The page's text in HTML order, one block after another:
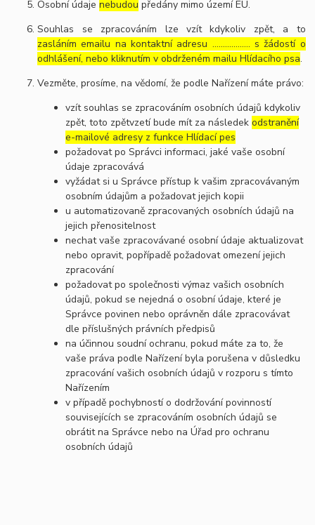
Osobní údajenebudou předány mimo území EU.
Souhlas se zpracováním lze vzít kdykoliv zpět, a to
zasláním emailu na kontaktní adresu ..……………. s žádostí o
odhlášení, nebo kliknutím v obdrženém mailu Hlídacího psa.
Vezměte, prosíme, na vědomí, že podle Nařízení máte právo:
vzít souhlas se zpracováním osobních údajů kdykoliv
zpět, toto zpětvzetí bude mít za následekodstranění
e-mailové adresy z funkce Hlídací pes
požadovat po Správci informaci, jaké vaše osobní
údaje zpracovává
vyžádat si u Správce přístup k vašim zpracovávaným
osobním údajům a požadovat jejich kopii
u automatizovaně zpracovaných osobních údajů na
jejich přenositelnost
nechat vaše zpracovávané osobní údaje aktualizovat
nebo opravit, popřípadě požadovat omezení jejich
zpracování
požadovat po společnosti výmaz vašich osobních
údajů, pokud se nejedná o osobní údaje, které je
Správce povinen nebo oprávněn dále zpracovávat
dle příslušných právních předpisů
na účinnou soudní ochranu, pokud máte za to, že
vaše práva podle Nařízení byla porušena v důsledku
zpracování vašich osobních údajů v rozporu s tímto
Nařízením
v případě pochybností o dodržování povinností
souvisejících se zpracováním osobních údajů se
obrátit na Správce nebo na Úřad pro ochranu
osobních údajů